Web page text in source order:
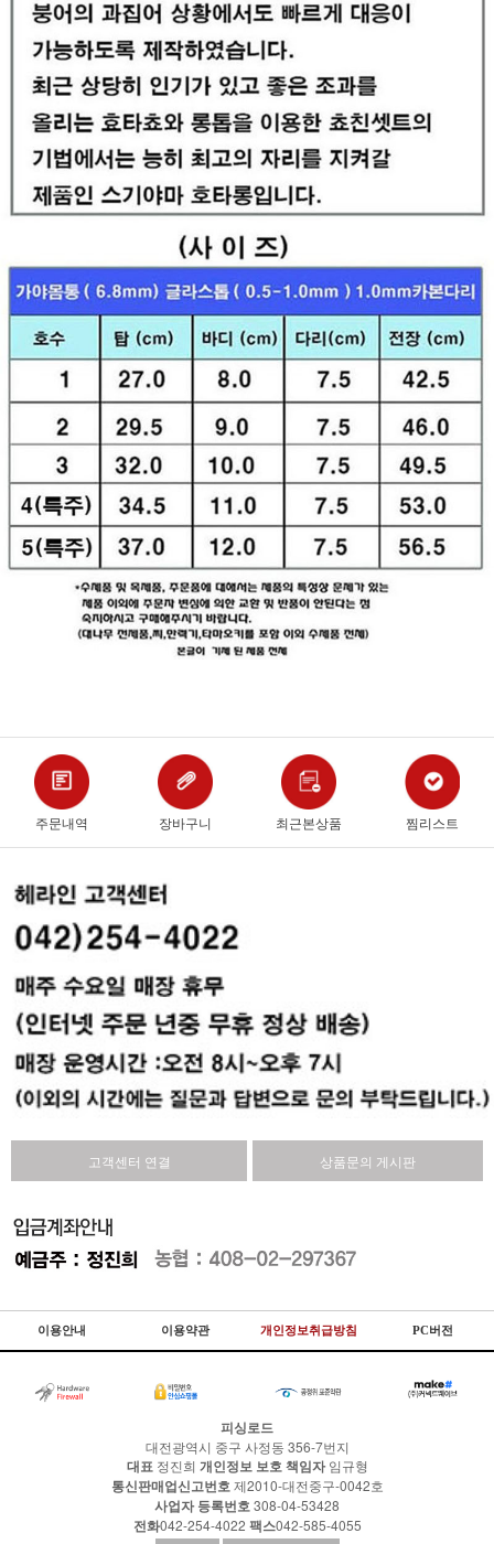
주문내역 장바구니 최근본상품 찜리스트
고객센터 연결 상품문의 게시판
이용안내 이용약관 개인정보취급방침 PC버전
피싱로드
대전광역시 중구 사정동 356-7번지
대표 정진희 개인정보 보호 책임자임규형
통신판매업신고번호 제2010-대전중구-0042호
사업자 등록번호 308-04-53428
전화042-254-4022 팩스042-585-4055